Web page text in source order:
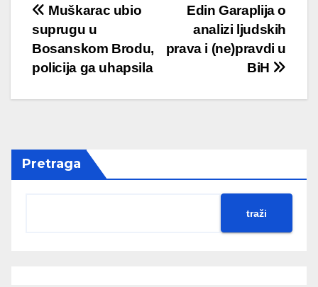
Edin Garaplija o
analizi ljudskih
prava i (ne)pravdi u
BiH
Muškarac ubio
suprugu u
Bosanskom Brodu,
policija ga uhapsila
Pretraga
traži